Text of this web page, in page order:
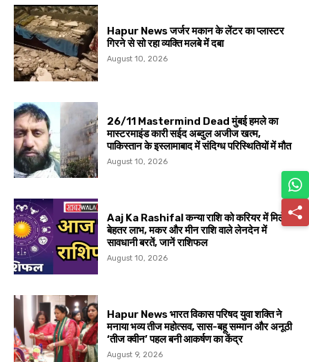
Hapur News जर्जर मकान के लेंटर का प्लास्टर
गिरने से सो रहा व्यक्ति मलबे में दबा
August 10, 2026
26/11 Mastermind Dead मुंबई हमले का
मास्टरमाइंड कारी सईद अब्दुल अजीज खत्म,
पाकिस्तान के इस्लामाबाद में संदिग्ध परिस्थितियों में मौत
August 10, 2026
Aaj Ka Rashifal कन्या राशि को करियर में मिलेगा
बेहतर लाभ, मकर और मीन राशि वाले लेनदेन में
सावधानी बरतें, जानें राशिफल
August 10, 2026
Hapur News भारत विकास परिषद युवा शक्ति ने
मनाया भव्य तीज महोत्सव, सास-बहू सम्मान और अनूठी
‘तीज क्वीन’ पहल बनी आकर्षण का केंद्र
August 9, 2026